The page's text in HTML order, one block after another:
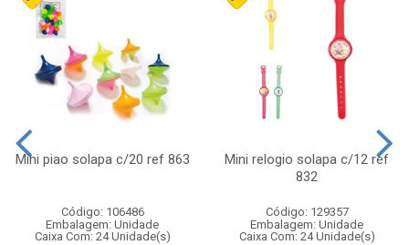
Mini piao solapa c/20 ref 863
Código: 106486
Embalagem: Unidade
Caixa Com: 24 Unidade(s)
Mini relogio solapa c/12 ref
832
Código: 129357
Embalagem: Unidade
Caixa Com: 24 Unidade(s)